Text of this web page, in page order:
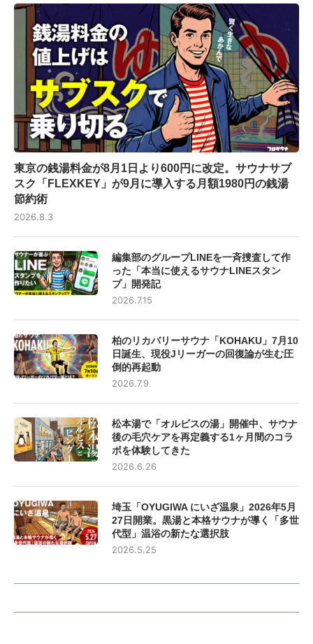
東京の銭湯料金が8月1日より600円に改定。サウナサブ
スク「FLEXKEY」が9月に導入する月額1980円の銭湯
節約術
2026.8.3
編集部のグループLINEを一斉捜査して作
った「本当に使えるサウナLINEスタン
プ」開発記
2026.7.15
柏のリカバリーサウナ「KOHAKU」7月10
日誕生、現役Jリーガーの回復論が生む圧
倒的再起動
2026.7.9
松本湯で「オルビスの湯」開催中、サウナ
後の毛穴ケアを再定義する1ヶ月間のコラ
ボを体験してきた
2026.6.26
埼玉「OYUGIWA にいざ温泉」2026年5月
27日開業。黒湯と本格サウナが導く「多世
代型」温浴の新たな選択肢
2026.5.25